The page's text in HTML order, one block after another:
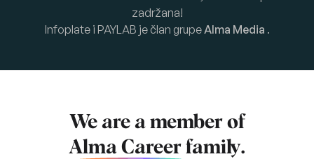
zadržana!
Infoplate i PAYLAB je član grupeAlma Media .
We are a member of
Alma Career family.